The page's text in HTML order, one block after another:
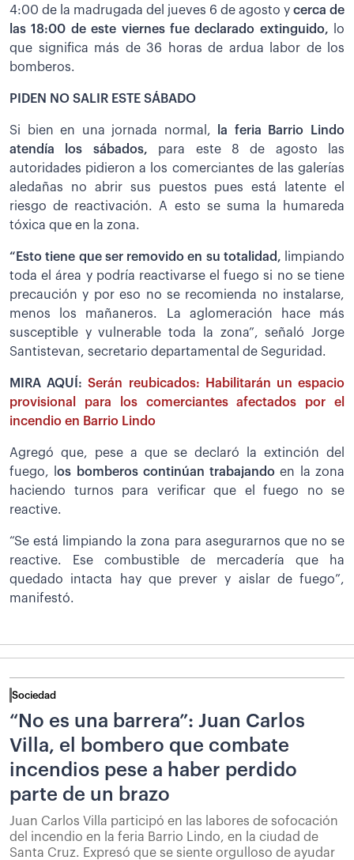
4:00 de la madrugada del jueves 6 de agosto y cerca de
las 18:00 de este viernes fue declarado extinguido,
lo
que significa más de 36 horas de ardua labor de los
bomberos.
PIDEN NO SALIR ESTE SÁBADO
Si bien en una jornada normal,
la feria Barrio Lindo
atendía los sábados, para este 8 de agosto las
autoridades pidieron a los comerciantes de las galerías
aledañas no abrir sus puestos pues está latente el
riesgo de reactivación. A esto se suma la humareda
tóxica que en la zona.
“Esto tiene que ser removido en su totalidad, limpiando
toda el área y podría reactivarse el fuego si no se tiene
precaución y por eso no se recomienda no instalarse,
menos los mañaneros. La aglomeración hace más
susceptible y vulnerable toda la zona”, señaló Jorge
Santistevan, secretario departamental de Seguridad.
MIRA AQUÍ:Serán reubicados: Habilitarán un espacio
provisional para los comerciantes afectados por el
incendio en Barrio Lindo
Agregó que, pese a que se declaró la extinción del
fuego, los bomberos continúan trabajando en la zona
haciendo turnos para verificar que el fuego no se
reactive.
“Se está limpiando la zona para asegurarnos que no se
reactive. Ese combustible de mercadería que ha
quedado intacta hay que prever y aislar de fuego”,
manifestó.
Sociedad
“No es una barrera”: Juan Carlos
Villa, el bombero que combate
incendios pese a haber perdido
parte de un brazo
Juan Carlos Villa participó en las labores de sofocación
del incendio en la feria Barrio Lindo, en la ciudad de
Santa Cruz. Expresó que se siente orgulloso de ayudar